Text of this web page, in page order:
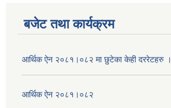
बजेट तथा कार्यक्रम
आर्थिक ऐन २०८१।०८२ मा छुटेका केही दररेटहरु ।
आर्थिक ऐन २०८१।०८२